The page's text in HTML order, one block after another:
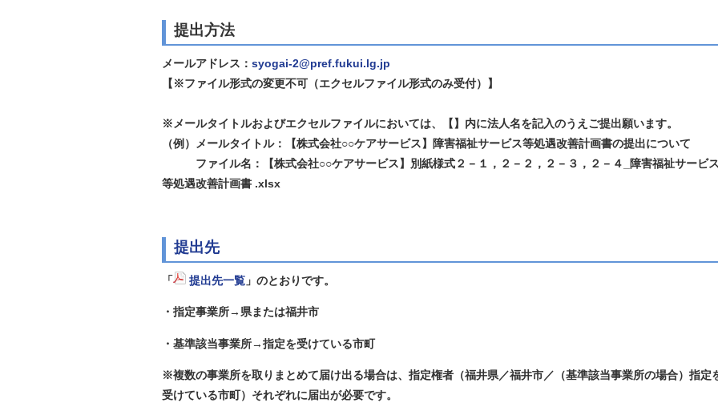
提出方法
メールアドレス： syogai-2@pref.fukui.lg.jp
【※ファイル形式の変更不可（エクセルファイル形式のみ受付）】
※メールタイトルおよびエクセルファイルにおいては、【】内に法人名を記入のうえご提出願います。
（例）メールタイトル：【株式会社○○ケアサービス】障害福祉サービス等処遇改善計画書の提出について
ファイル名：【株式会社○○ケアサービス】別紙様式２－１，２－２，２－３，２－４_障害福祉サービ
等処遇改善計画書 .xlsx
提出先
「 提出先一覧 」のとおりです。
・指定事業所→県または福井市
・基準該当事業所→指定を受けている市町
※複数の事業所を取りまとめて届け出る場合は、指定権者（福井県／福井市／（基準該当事業所の場合）指定
受けている市町）それぞれに届出が必要です。